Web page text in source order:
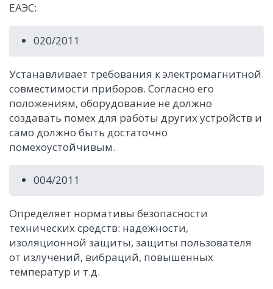
ЕАЭС:
020/2011
Устанавливает требования к электромагнитной
совместимости приборов. Согласно его
положениям, оборудование не должно
создавать помех для работы других устройств и
само должно быть достаточно
помехоустойчивым.
004/2011
Определяет нормативы безопасности
технических средств: надежности,
изоляционной защиты, защиты пользователя
от излучений, вибраций, повышенных
температур и т.д.